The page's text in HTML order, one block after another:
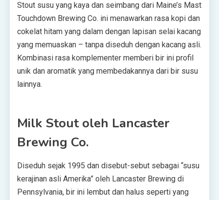
Stout susu yang kaya dan seimbang dari Maine’s Mast
Touchdown Brewing Co. ini menawarkan rasa kopi dan
cokelat hitam yang dalam dengan lapisan selai kacang
yang memuaskan – tanpa diseduh dengan kacang asli.
Kombinasi rasa komplementer memberi bir ini profil
unik dan aromatik yang membedakannya dari bir susu
lainnya.
Milk Stout oleh Lancaster
Brewing Co.
Diseduh sejak 1995 dan disebut-sebut sebagai “susu
kerajinan asli Amerika” oleh Lancaster Brewing di
Pennsylvania, bir ini lembut dan halus seperti yang